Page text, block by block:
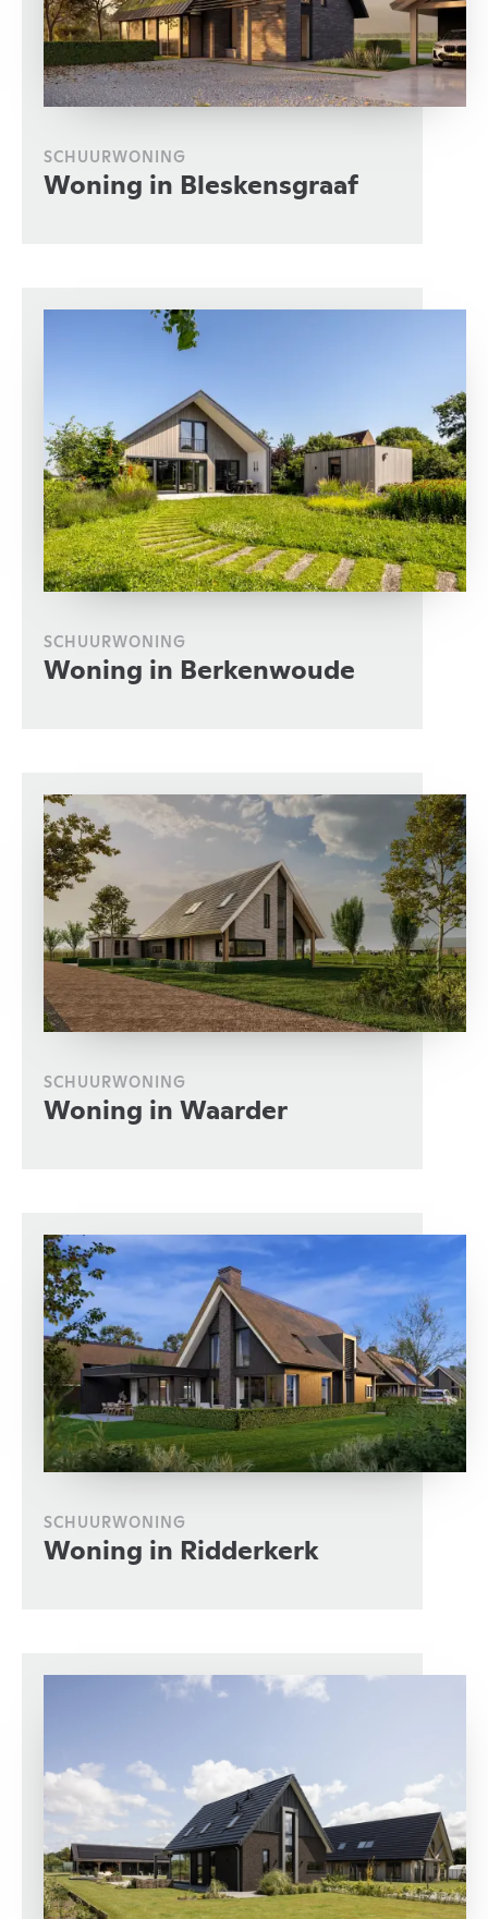
SCHUURWONING
Woning in Bleskensgraaf
SCHUURWONING
Woning in Berkenwoude
SCHUURWONING
Woning in Waarder
SCHUURWONING
Woning in Ridderkerk